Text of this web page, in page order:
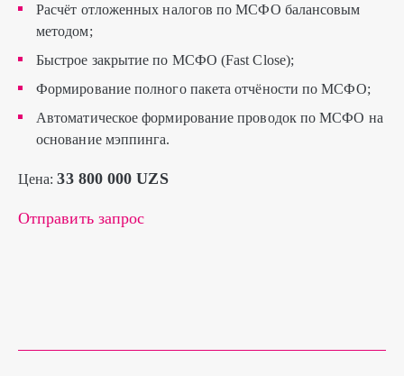
Расчёт отложенных налогов по МСФО балансовым
методом;
Быстрое закрытие по МСФО (Fast Close);
Формирование полного пакета отчёности по МСФО;
Автоматическое формирование проводок по МСФО на
основание мэппинга.
Цена:33 800 000 UZS
Отправить запрос